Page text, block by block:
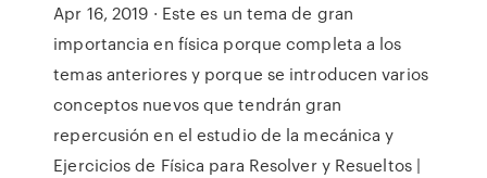
Apr 16, 2019 · Este es un tema de gran
importancia en física porque completa a los
temas anteriores y porque se introducen varios
conceptos nuevos que tendrán gran
repercusión en el estudio de la mecánica y
Ejercicios de Física para Resolver y Resueltos |